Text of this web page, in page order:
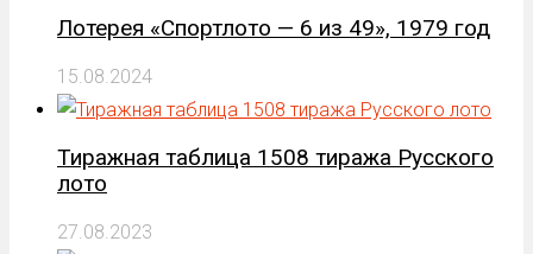
Лотерея «Спортлото — 6 из 49», 1979 год
15.08.2024
Тиражная таблица 1508 тиража Русского
лото
27.08.2023